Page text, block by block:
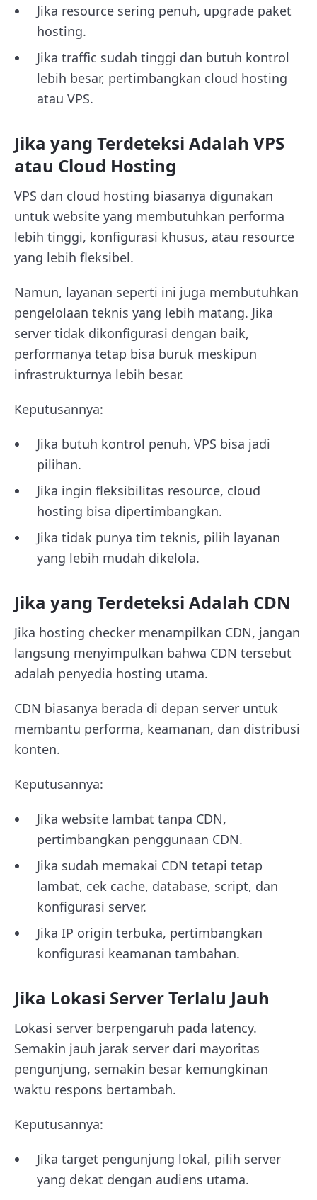
Jika resource sering penuh, upgrade paket
hosting.
Jika traffic sudah tinggi dan butuh kontrol
lebih besar, pertimbangkan cloud hosting
atau VPS.
Jika yang Terdeteksi Adalah VPS
atau Cloud Hosting
VPS dan cloud hosting biasanya digunakan
untuk website yang membutuhkan performa
lebih tinggi, konfigurasi khusus, atau resource
yang lebih fleksibel.
Namun, layanan seperti ini juga membutuhkan
pengelolaan teknis yang lebih matang. Jika
server tidak dikonfigurasi dengan baik,
performanya tetap bisa buruk meskipun
infrastrukturnya lebih besar.
Keputusannya:
Jika butuh kontrol penuh, VPS bisa jadi
pilihan.
Jika ingin fleksibilitas resource, cloud
hosting bisa dipertimbangkan.
Jika tidak punya tim teknis, pilih layanan
yang lebih mudah dikelola.
Jika yang Terdeteksi Adalah CDN
Jika hosting checker menampilkan CDN, jangan
langsung menyimpulkan bahwa CDN tersebut
adalah penyedia hosting utama.
CDN biasanya berada di depan server untuk
membantu performa, keamanan, dan distribusi
konten.
Keputusannya:
Jika website lambat tanpa CDN,
pertimbangkan penggunaan CDN.
Jika sudah memakai CDN tetapi tetap
lambat, cek cache, database, script, dan
konfigurasi server.
Jika IP origin terbuka, pertimbangkan
konfigurasi keamanan tambahan.
Jika Lokasi Server Terlalu Jauh
Lokasi server berpengaruh pada latency.
Semakin jauh jarak server dari mayoritas
pengunjung, semakin besar kemungkinan
waktu respons bertambah.
Keputusannya:
Jika target pengunjung lokal, pilih server
yang dekat dengan audiens utama.